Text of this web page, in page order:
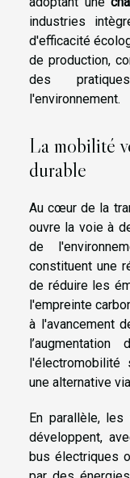
industries
d'efficacité
de production,
des
l'environnement.
La mobilité
durable
Au cœur de la
ouvre la voie à
de
constituent une
de réduire les
l'empreinte
à l'avancement
l'électromobilité
une alternative
En parallèle,
développent,
bus électriques